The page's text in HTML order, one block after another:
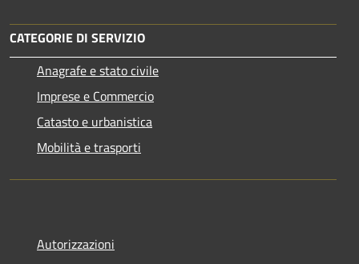
CATEGORIE DI SERVIZIO
Anagrafe e stato civile
Imprese e Commercio
Catasto e urbanistica
Mobilità e trasporti
Autorizzazioni